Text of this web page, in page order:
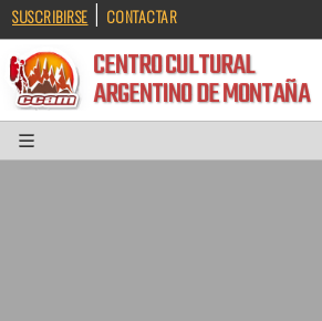
SUSCRIBIRSE | CONTACTAR
CENTRO CULTURAL
ARGENTINO DE MONTAÑA